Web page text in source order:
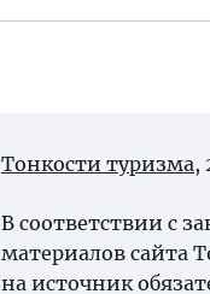
Тонкости туризма,
В соответствии с
материалов сайта
на источник